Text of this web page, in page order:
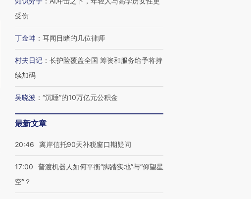
受伤
丁金坤 ： 耳闻目睹的几位律师
村夫日记 ： 长护险覆盖全国 筹资和服务给予将持
续加码
吴晓波 ： “沉睡”的10万亿元公积金
最新文章
20:46 离岸信托90天补税窗口期疑问
17:00
普渡机器人如何平衡“脚踏实地”与“仰望星
空”？